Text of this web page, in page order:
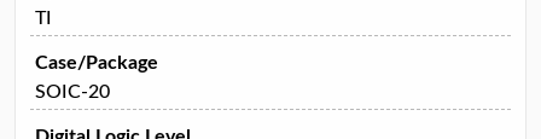
TI
Case/Package
SOIC-20